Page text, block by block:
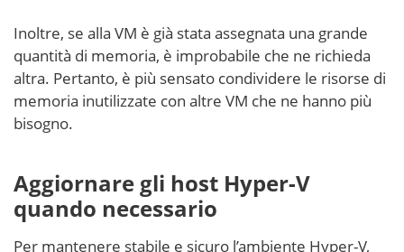
Inoltre, se alla VM è già stata assegnata una grande
quantità di memoria, è improbabile che ne richieda
altra. Pertanto, è più sensato condividere le risorse di
memoria inutilizzate con altre VM che ne hanno più
bisogno.
Aggiornare gli host Hyper-V
quando necessario
Per mantenere stabile e sicuro l’ambiente Hyper-V,